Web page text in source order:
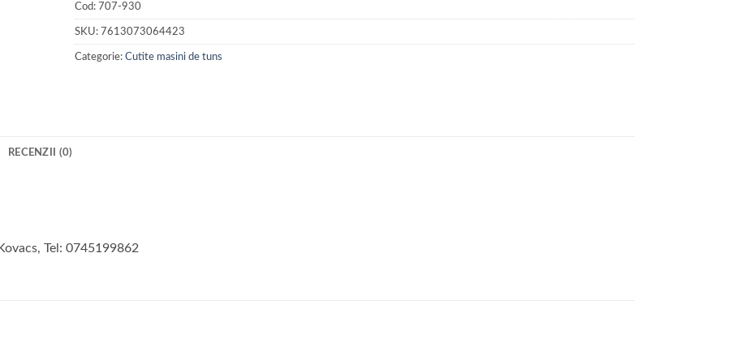
Cod: 707-930
SKU: 7613073064423
Categorie: Cutite masini de tuns
RECENZII (0)
Tel: 0745199862